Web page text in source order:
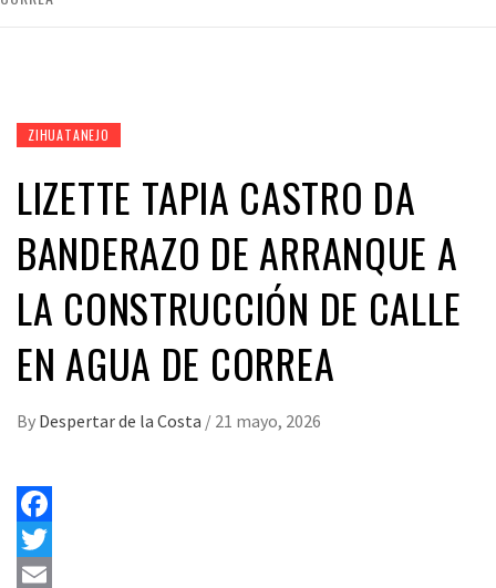
ZIHUATANEJO
LIZETTE TAPIA CASTRO DA
BANDERAZO DE ARRANQUE A
LA CONSTRUCCIÓN DE CALLE
EN AGUA DE CORREA
By Despertar de la Costa / 21 mayo, 2026
Facebook
Twitter